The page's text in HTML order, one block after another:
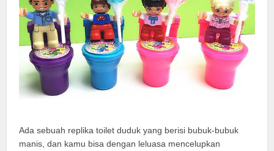
Ada sebuah replika toilet duduk yang berisi bubuk-bubuk
manis, dan kamu bisa dengan leluasa mencelupkan